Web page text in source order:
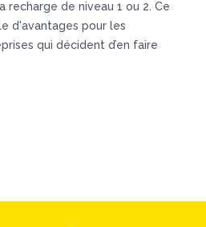
recharge de niveau 1 ou 2. Ce
d'avantages pour les
qui décident d’en faire